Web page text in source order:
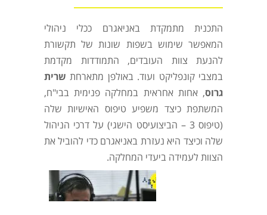
התכנית מתמקדת באניאגרם ככלי ניהולי
המאפשר שימוש בשפות שונות של תקשורת
להנעת צוות העובדים, התמודדות מקדמת
במצבי קונפליקט ועוד. באולפן מתארחת שרית
גרוס, אחות אחראית במחלקה פנימית בבי"ח,
המשתפת כיצד משפיע טיפוס האישיות שלה
(טיפוס 3 – הביצועיסט הישגי) על דרכי הניהול
שלה וכיצד היא נעזרת באניאגרם כדי להוביל את
הצוות לעמידה ביעדי המחלקה.